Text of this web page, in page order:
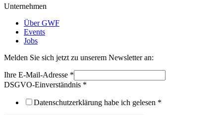
Unternehmen
Über GWF
Events
Jobs
Melden Sie sich jetzt zu unserem Newsletter an:
Ihre E-Mail-Adresse *
DSGVO-Einverständnis *
Datenschutzerklärung habe ich gelesen *